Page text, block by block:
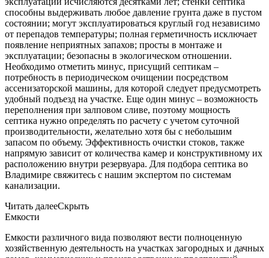
способны выдерживать любое давление грунта даже в пустом
состоянии; могут эксплуатироваться круглый год независимо
от перепадов температуры; полная герметичность исключает
появление неприятных запахов; просты в монтаже и
эксплуатации; безопасны в экологическом отношении.
Необходимо отметить минус, присущий септикам –
потребность в периодическом очищении посредством
ассенизаторской машины, для которой следует предусмотреть
удобный подъезд на участке. Еще один минус – возможность
переполнения при залповом сливе, поэтому мощность
септика нужно определять по расчету с учетом суточной
производительности, желательно хотя бы с небольшим
запасом по объему. Эффективность очистки стоков, также
напрямую зависит от количества камер и конструктивному их
расположению внутри резервуара. Для подбора септика во
Владимире свяжитесь с нашим экспертом по системам
канализации.
Читать далееСкрыть
Емкости
Емкости различного вида позволяют вести полноценную
хозяйственную деятельность на участках загородных и дачных